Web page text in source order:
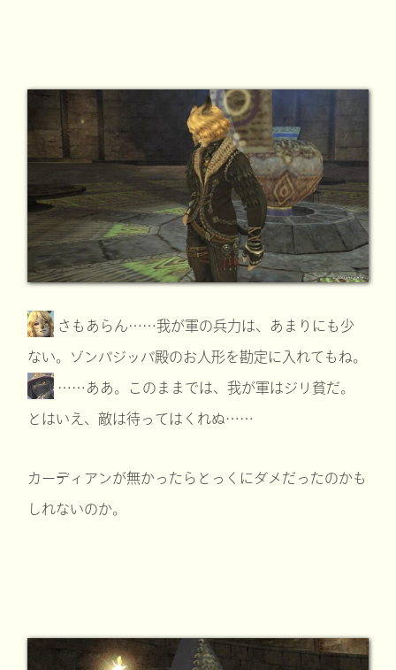
さもあらん……我が軍の兵力は、あまりにも少
ない。ゾンパジッパ殿のお人形を勘定に入れてもね。
……ああ。このままでは、我が軍はジリ貧だ。
とはいえ、敵は待ってはくれぬ……
カーディアンが無かったらとっくにダメだったのかも
しれないのか。